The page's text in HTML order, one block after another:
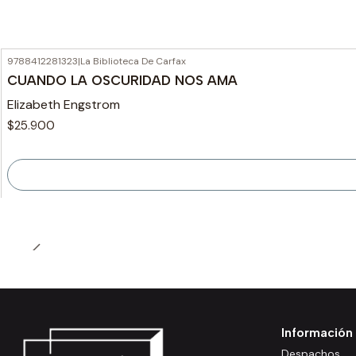
Agotado
9788412281323|La Biblioteca De Carfax
CUANDO LA OSCURIDAD NOS AMA
Elizabeth Engstrom
$25.900
Información